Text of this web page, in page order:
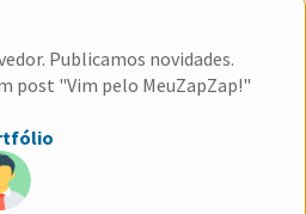
Publicamos novidades.
post "Vim pelo MeuZapZap!"